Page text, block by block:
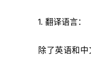
1. 翻译语言：
除了英语和中